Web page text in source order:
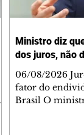
Ministro diz
dos juros, não
06/08/2026
fator do
Brasil O